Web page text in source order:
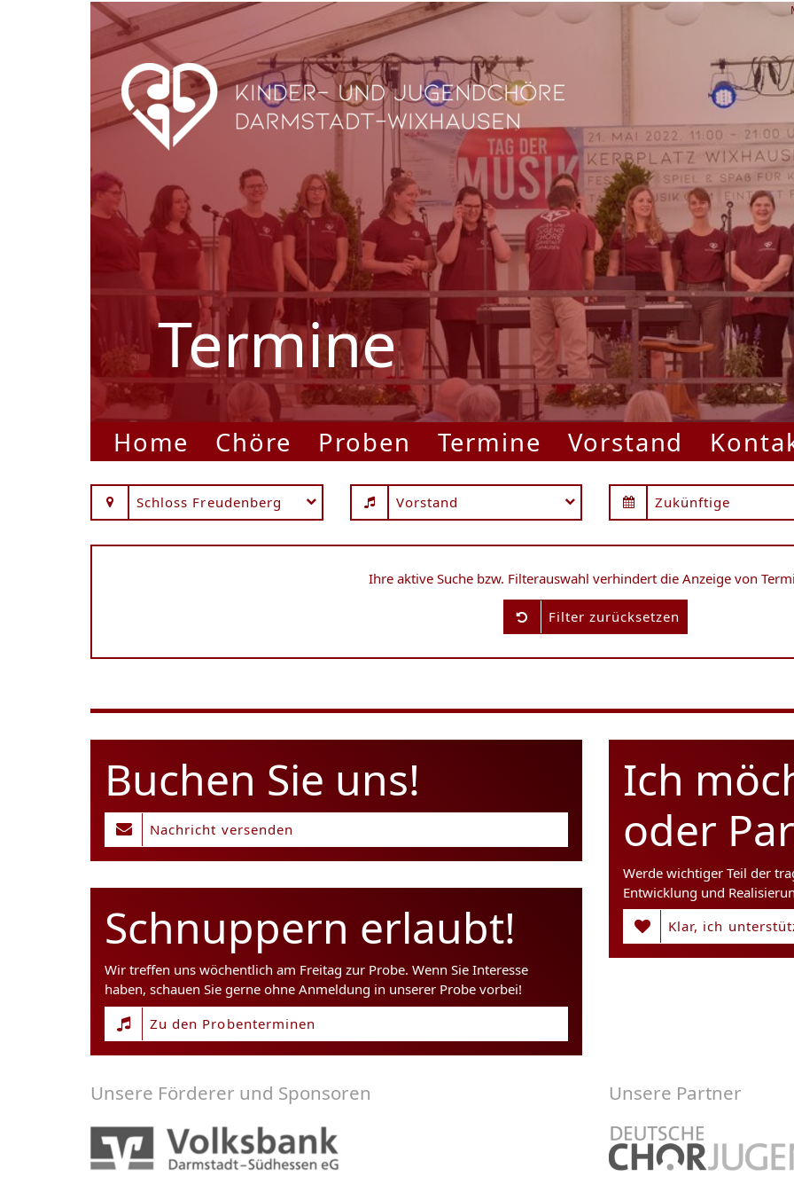
Termine
Home Chöre Proben Termine Vorstand
Schloss Freudenberg Vorstand Zukünftige
Ihre aktive Suche bzw. Filterauswahl verhindert die Anzeige von
Filter zurücksetzen
Buchen Sie uns!
Nachricht versenden
Schnuppern erlaubt!
Wir treffen uns wöchentlich am Freitag zur Probe. Wenn Sie Interesse
haben, schauen Sie gerne ohne Anmeldung in unserer Probe vorbei!
Zu den Probenterminen
Ich
oder
Werde wichtiger Teil der
Entwicklung und
Klar, ich
Unsere Förderer und Sponsoren Unsere Partner